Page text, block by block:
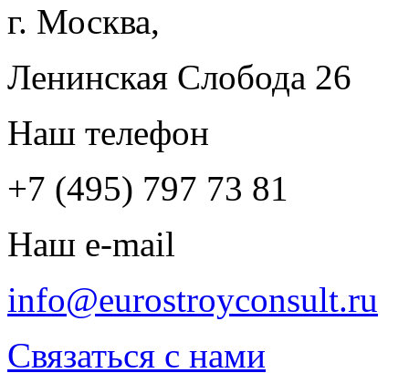
г. Москва,
Ленинская Слобода 26
Наш телефон
+7 (495) 797 73 81
Наш e-mail
info@eurostroyconsult.ru
Связаться с нами